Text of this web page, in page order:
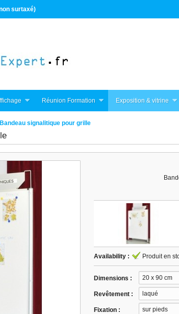
surtaxé)
Réunion Formation Exposition & vitrine
Bandeau signalitique pour grille
Availability : Produit en
Dimensions : 20 x 90 cm
Revêtement : laqué
Fixation : sur pieds